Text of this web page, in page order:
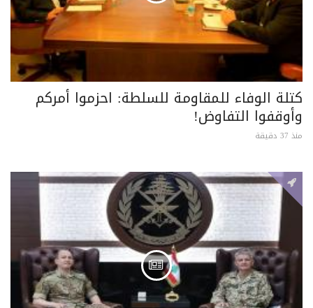
كتلة الوفاء للمقاومة للسلطة: احزموا أمركم
وأوقفوا التفاوض!
منذ 37 دقيقة